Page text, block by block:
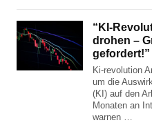
“KI-
drohen –
gefordert!”
Ki-revolution
um die
(KI) auf den
Monaten an
warnen …